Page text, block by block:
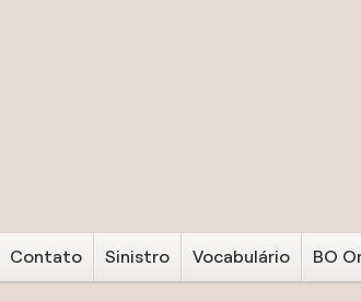
Contato Sinistro Vocabulário BO